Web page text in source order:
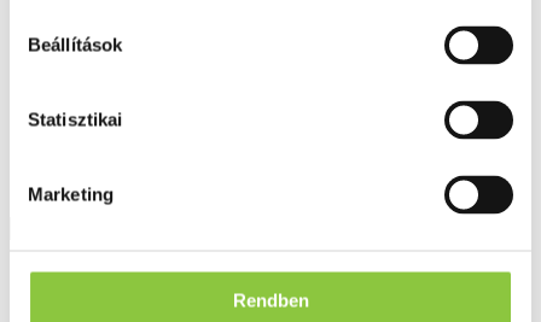
Beállítások
Statisztikai
Marketing
Rendben
Ajánlataink